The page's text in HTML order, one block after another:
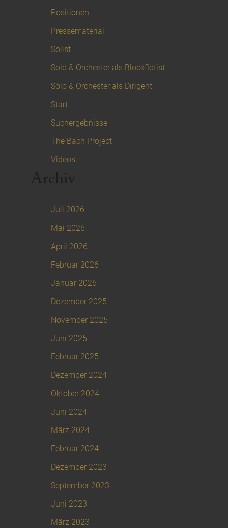
Positionen
Pressematerial
Solist
Solo & Orchester als Blockflötist
Solo & Orchester als Dirigent
Start
Suchergebnisse
The Bach Project
Videos
Archiv
Juli 2026
Mai 2026
April 2026
Februar 2026
Januar 2026
Dezember 2025
November 2025
Juni 2025
Februar 2025
Dezember 2024
Oktober 2024
Juni 2024
März 2024
Februar 2024
Dezember 2023
September 2023
Juni 2023
März 2023